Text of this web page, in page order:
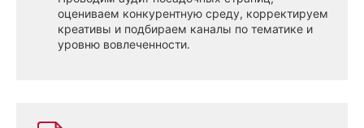
оцениваем конкурентную среду, корректируем
креативы и подбираем каналы по тематике и
уровню вовлеченности.